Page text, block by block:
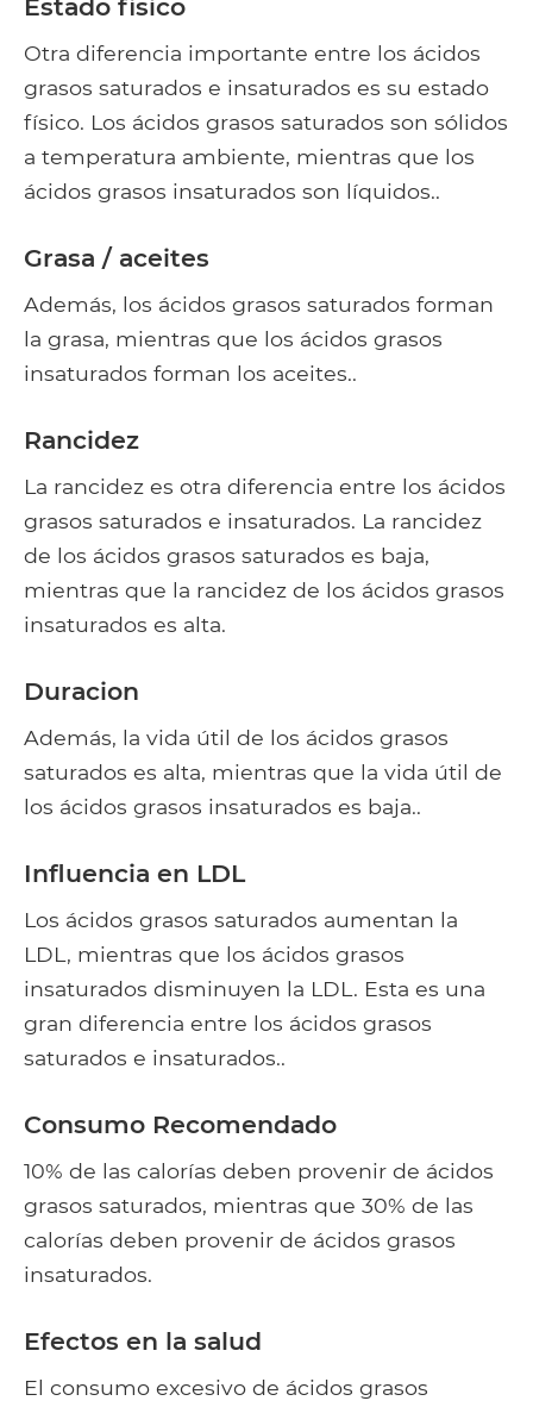
Estado fisico
Otra diferencia importante entre los ácidos
grasos saturados e insaturados es su estado
físico. Los ácidos grasos saturados son sólidos
a temperatura ambiente, mientras que los
ácidos grasos insaturados son líquidos..
Grasa / aceites
Además, los ácidos grasos saturados forman
la grasa, mientras que los ácidos grasos
insaturados forman los aceites..
Rancidez
La rancidez es otra diferencia entre los ácidos
grasos saturados e insaturados. La rancidez
de los ácidos grasos saturados es baja,
mientras que la rancidez de los ácidos grasos
insaturados es alta.
Duracion
Además, la vida útil de los ácidos grasos
saturados es alta, mientras que la vida útil de
los ácidos grasos insaturados es baja..
Influencia en LDL
Los ácidos grasos saturados aumentan la
LDL, mientras que los ácidos grasos
insaturados disminuyen la LDL. Esta es una
gran diferencia entre los ácidos grasos
saturados e insaturados..
Consumo Recomendado
10% de las calorías deben provenir de ácidos
grasos saturados, mientras que 30% de las
calorías deben provenir de ácidos grasos
insaturados.
Efectos en la salud
El consumo excesivo de ácidos grasos